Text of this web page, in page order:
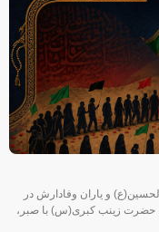
و یاران وفادارش در
زینب کبری(س) با صبر،